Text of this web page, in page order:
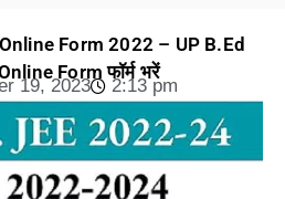
Form 2022 – UP B.Ed
Form फॉर्म भरें
19, 2023 2:13 pm